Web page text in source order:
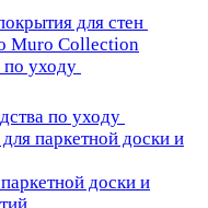
для стен
Muro Collection
по уходу
по уходу
паркетной доски и
доски и